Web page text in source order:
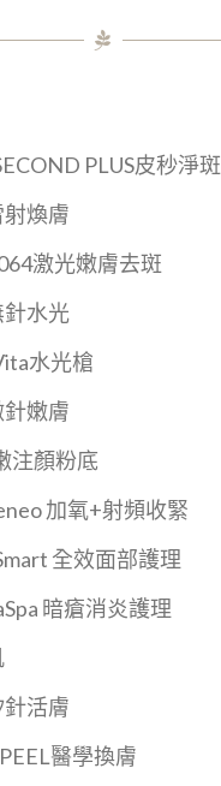
PLUS皮秒淨斑
煥膚
激光嫩膚去斑
水光
水光槍
嫩膚
注顏粉底
加氧+射頻收緊
全效面部護理
暗瘡消炎護理
活膚
醫學換膚